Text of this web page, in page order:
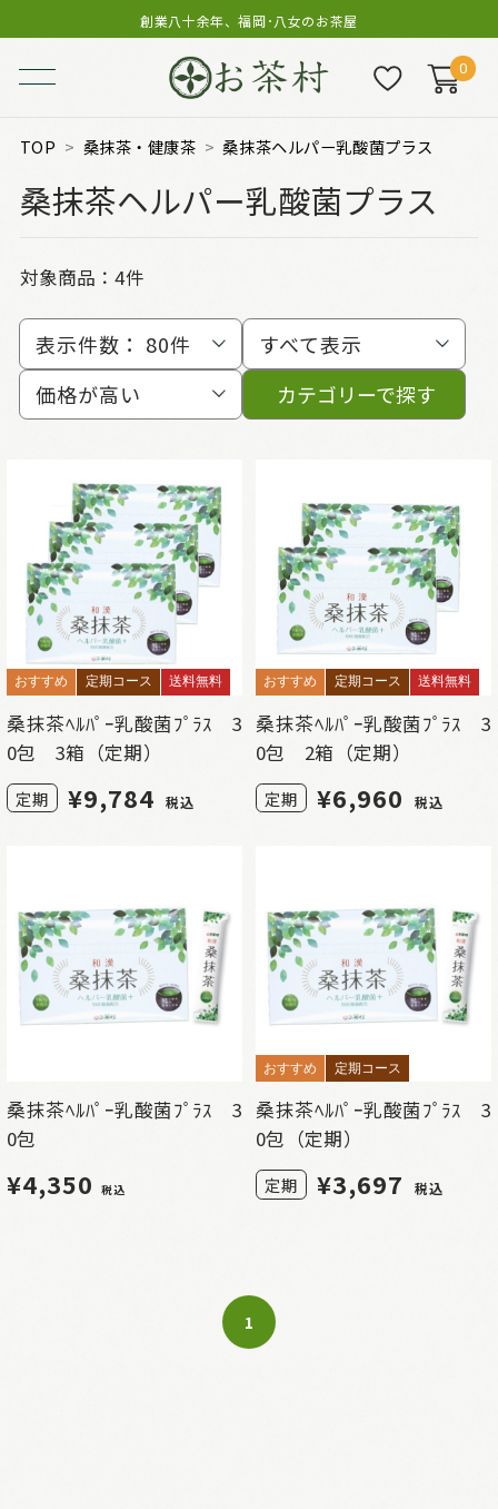
創業八十余年、福岡･八女のお茶屋
0
TOP 桑抹茶・健康茶 桑抹茶ヘルパー乳酸菌プラス
桑抹茶ヘルパー乳酸菌プラス
対象商品： 4件
表示件数： 80件
すべて表示
価格が高い
カテゴリーで探す
おすすめ 定期コース 送料無料
桑抹茶ﾍﾙﾊﾟｰ乳酸菌ﾌﾟﾗｽ 3
0包 3箱（定期）
定期 ¥9,784 税込
おすすめ 定期コース 送料無料
桑抹茶ﾍﾙﾊﾟｰ乳酸菌ﾌﾟﾗｽ 3
0包 2箱（定期）
定期 ¥6,960 税込
桑抹茶ﾍﾙﾊﾟｰ乳酸菌ﾌﾟﾗｽ 3
0包
¥4,350 税込
おすすめ 定期コース
桑抹茶ﾍﾙﾊﾟｰ乳酸菌ﾌﾟﾗｽ 3
0包（定期）
定期 ¥3,697 税込
1